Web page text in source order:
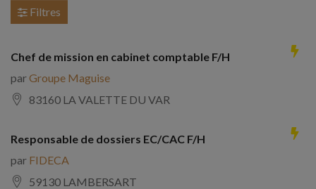
Filtres
Chef de mission en cabinet comptable F/H
parGroupe Maguise
83160 LA VALETTE DU VAR
Responsable de dossiers EC/CAC F/H
par FIDECA
59130 LAMBERSART